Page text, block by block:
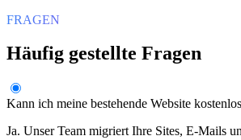
FRAGEN
Häufig gestellte Fragen
Kann ich meine bestehende Website
Ja. Unser Team migriert Ihre Sites, E-Mails